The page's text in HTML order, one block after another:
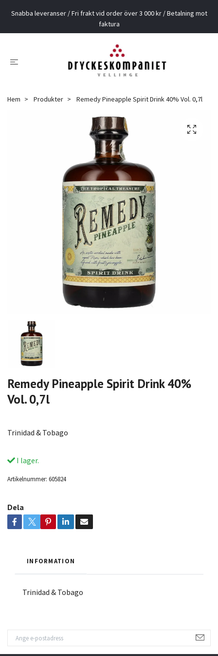
Snabba leveranser / Fri frakt vid order över 3 000 kr / Betalning mot
faktura
Hem Produkter Remedy Pineapple Spirit Drink 40% Vol. 0,7l
Remedy Pineapple Spirit Drink 40%
Vol. 0,7l
Trinidad & Tobago
I lager.
Artikelnummer: 605824
Dela
INFORMATION
Trinidad & Tobago